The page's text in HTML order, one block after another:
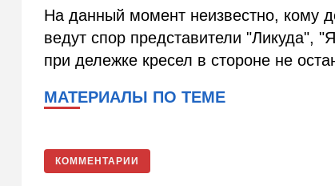
На данный момент неизвестно, кому
ведут спор представители "Ликуда",
при дележке кресел в стороне не
МАТЕРИАЛЫ ПО ТЕМЕ
КОММЕНТАРИИ